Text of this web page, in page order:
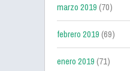
marzo 2019(70)
febrero 2019(69)
enero 2019(71)